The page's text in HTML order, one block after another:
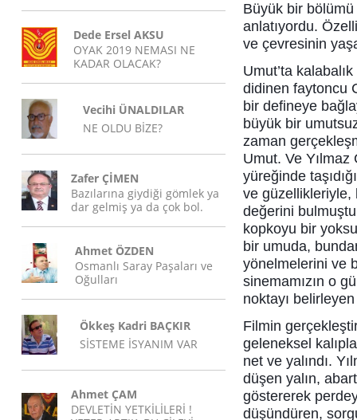
Dede Ersel AKSU
OYAK 2019 NEMASI NE
KADAR OLACAK?
Vecihi ÜNALDILAR
NE OLDU BİZE?
Zafer ÇİMEN
Bazılarına giydiği gömlek ya
dar gelmiş ya da çok bol.
Ahmet ÖZDEN
Osmanlı Saray Paşaları ve
Oğulları
Ökkeş Kadri BAÇKIR
SİSTEME İSYANIM VAR
Ahmet ÇAM
DEVLETİN YETKİLİLERİ !
Büyük bir
anlatıyordu.
ve çevresinin
Umut’ta
didinen faytoncu
bir defineye
büyük bir
zaman
Umut. Ve Yılmaz
yüreğinde
ve güzellikleriyle,
değerini
kopkoyu bir
bir umuda,
yönelmelerini ve
sinemamızın o
noktayı
Filmin
geleneksel
net ve yalındı.
düşen yalın,
göstererek
düşündüren,